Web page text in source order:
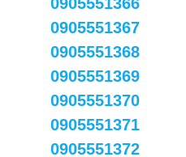
0905551367
0905551368
0905551369
0905551370
0905551371
0905551372